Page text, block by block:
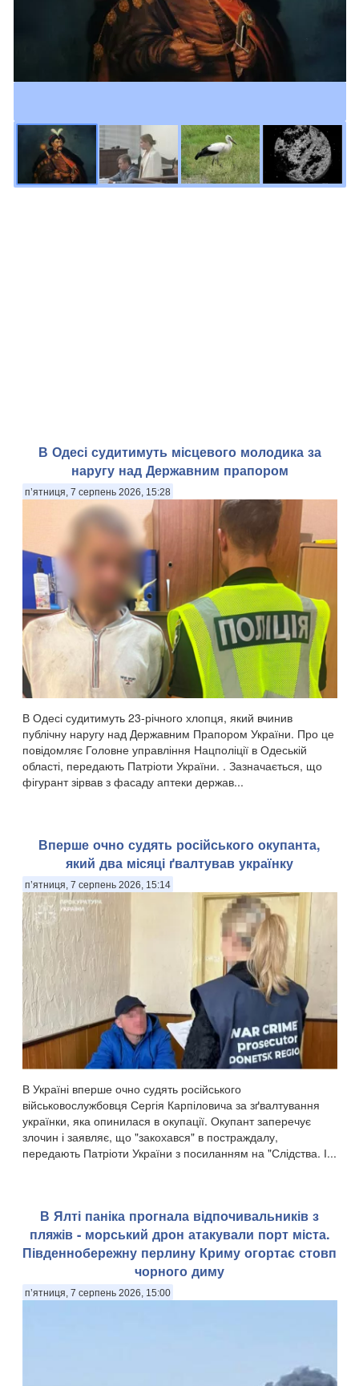
В Одесі судитимуть місцевого молодика за
наругу над Державним прапором
п’ятниця, 7 серпень 2026, 15:28
В Одесі судитимуть 23-річного хлопця, який вчинив
публічну наругу над Державним Прапором України. Про це
повідомляє Головне управління Нацполіції в Одеській
області, передають Патріоти України. . Зазначається, що
фігурант зірвав з фасаду аптеки держав...
Вперше очно судять російського окупанта,
який два місяці ґвалтував українку
п’ятниця, 7 серпень 2026, 15:14
В Україні вперше очно судять російського
військовослужбовця Сергія Карпіловича за зґвалтування
українки, яка опинилася в окупації. Окупант заперечує
злочин і заявляє, що "закохався" в постраждалу,
передають Патріоти України з посиланням на "Слідства. І...
​В Ялті паніка прогнала відпочивальників з
пляжів - морський дрон атакували порт міста.
Південнобережну перлину Криму огортає стовп
чорного диму
п’ятниця, 7 серпень 2026, 15:00